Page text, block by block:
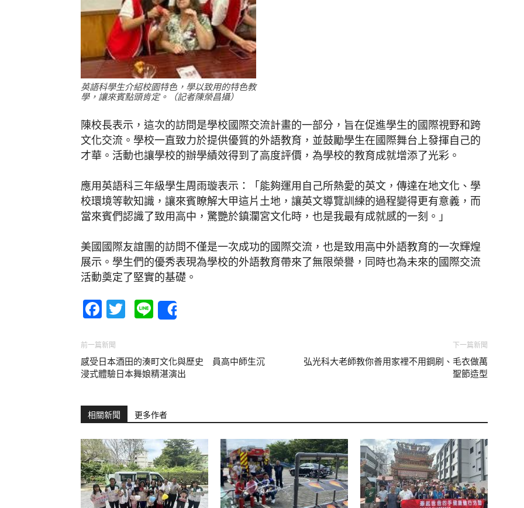
英語科學生介紹校園特色，學以致用的特色教
學，讓來賓點頭肯定。（記者陳榮昌攝）
陳校長表示，這次的訪問是學校國際交流計畫的一部分，旨在促進學生的國際視野和跨
文化交流。學校一直致力於提供優質的外語教育，並鼓勵學生在國際舞台上發揮自己的
才華。活動也讓學校的辦學績效得到了高度評價，為學校的教育成就增添了光彩。
應用英語科三年級學生周雨璇表示：「能夠運用自己所熱愛的英文，傳達在地文化、學
校環境等軟知識，讓來賓瞭解大甲這片土地，讓英文導覽訓練的過程變得更有意義，而
當來賓們認識了致用高中，驚艷於鎮瀾宮文化時，也是我最有成就感的一刻。」
美國國際友誼團的訪問不僅是一次成功的國際交流，也是致用高中外語教育的一次輝煌
展示。學生們的優秀表現為學校的外語教育帶來了無限榮譽，同時也為未來的國際交流
活動奠定了堅實的基礎。
Facebook
Twitter
Line
前一篇新聞
感受日本酒田的湊町文化與歷史 員高中師生沉
浸式體驗日本舞娘精湛演出
下一篇新聞
弘光科大老師教你善用家裡不用鋼刷、毛衣做萬
聖節造型
相關新聞 更多作者